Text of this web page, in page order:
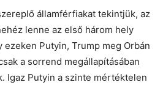
államférfiakat tekintjük, az
lenne az első három hely
Putyin, Trump meg Orbán
a sorrend megállapításában
Igaz Putyin a szinte mértéktelen